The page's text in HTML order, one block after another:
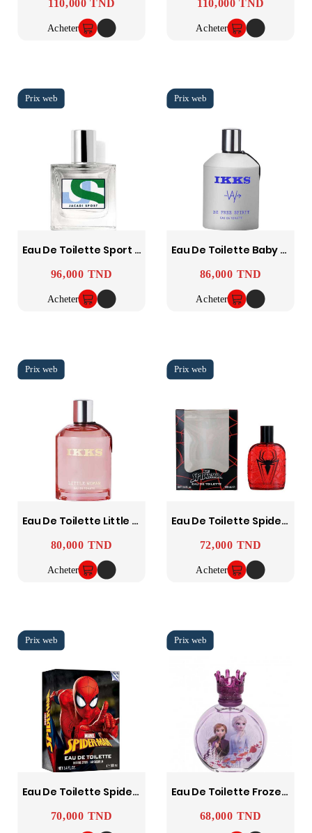
Prix
110,000 TND
Acheter
Prix
110,000 TND
Acheter
Eau De Toilette Sport 50 Ml JACADI
Prix
96,000 TND
Acheter
Eau De Toilette Baby Soyez Esprit Libre 50 Ml IKKS
Prix
86,000 TND
Acheter
Eau De Toilette Little Women 50Ml IKKS
Prix
80,000 TND
Acheter
Eau De Toilette Spider Marvel 100Ml
Prix
72,000 TND
Acheter
Eau De Toilette Spidermen Ultimade
Prix
70,000 TND
Eau De Toilette Frozen Edt Disney
Prix
68,000 TND